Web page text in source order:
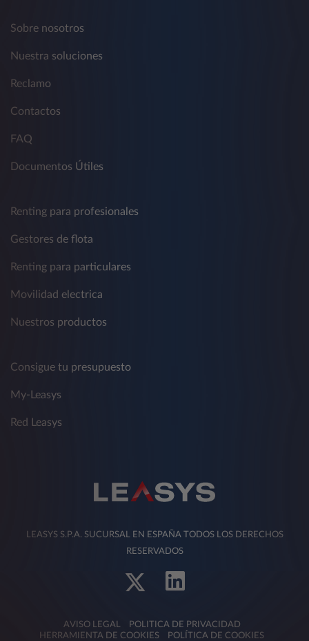
Sobre nosotros
Nuestra soluciones
Reclamo
Contactos
FAQ
Documentos Útiles
Renting para profesionales
Gestores de flota
Renting para particulares
Movilidad electrica
Nuestros productos
Consigue tu presupuesto
My-Leasys
Red Leasys
LEASYS S.P.A. SUCURSAL EN ESPAÑA TODOS LOS DERECHOS
RESERVADOS
AVISO LEGAL
POLITICA DE PRIVACIDAD
HERRAMIENTA DE COOKIES
POLÍTICA DE COOKIES